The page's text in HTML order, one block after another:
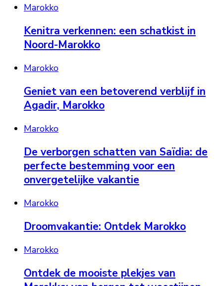
Marokko
Kenitra verkennen: een schatkist in
Noord-Marokko
Marokko
Geniet van een betoverend verblijf in
Agadir, Marokko
Marokko
De verborgen schatten van Saïdia: de
perfecte bestemming voor een
onvergetelijke vakantie
Marokko
Droomvakantie: Ontdek Marokko
Marokko
Ontdek de mooiste plekjes van